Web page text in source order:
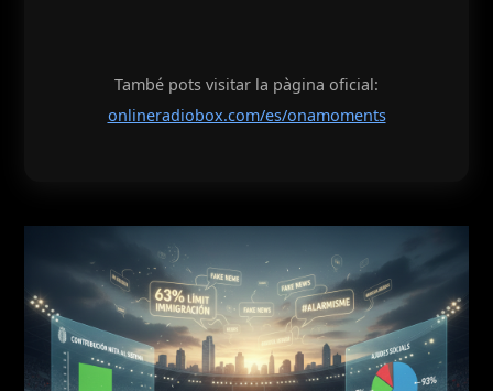
També pots visitar la pàgina oficial:
onlineradiobox.com/es/onamoments